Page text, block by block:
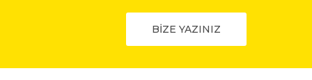
BİZE YAZINIZ